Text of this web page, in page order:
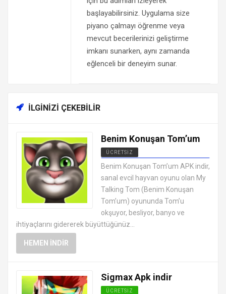
başlayabilirsiniz. Uygulama size
piyano çalmayı öğrenme veya
mevcut becerilerinizi geliştirme
imkanı sunarken, aynı zamanda
eğlenceli bir deneyim sunar.
İLGINIZI ÇEKEBILIR
Benim Konuşan Tom’um
ÜCRETSIZ
EN İYI ANDROID APK OYUNLARI
ÜCRETSIZ
Benim Konuşan Tom’um APK indir,
sanal evcil hayvan oyunu olan My
Talking Tom (Benim Konuşan
Tom’um) oyununda Tom’u
okşuyor, besliyor, banyo ve
ihtiyaçlarını gidererek büyüttüğünüz...
HEMEN İNDIR
Sigmax Apk indir
ÜCRETSIZ